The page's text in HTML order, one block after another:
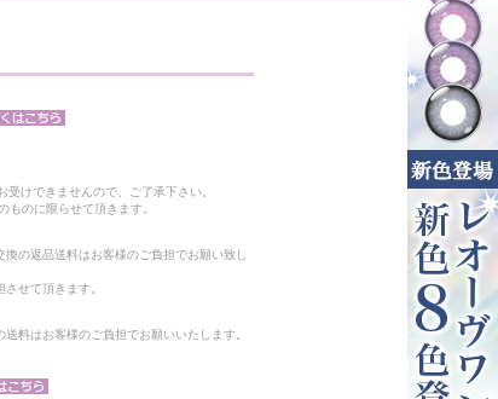
けできませんので、ご了承下さい。
のに限らせて頂きます。
の返品送料はお客様のご負担でお願い致し
せて頂きます。
料はお客様のご負担でお願いいたします。